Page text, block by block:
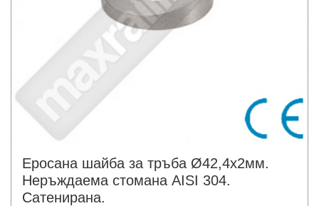
Еросана шайба за тръба Ø42,4х2мм.
Неръждаема стомана AISI 304.
Сатенирана.